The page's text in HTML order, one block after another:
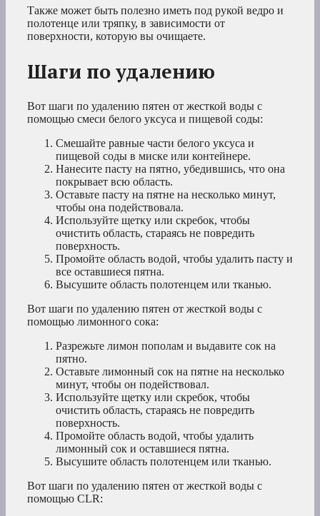
Также может быть полезно иметь под рукой ведро и
полотенце или тряпку, в зависимости от
поверхности, которую вы очищаете.
Шаги по удалению
Вот шаги по удалению пятен от жесткой воды с
помощью смеси белого уксуса и пищевой соды:
Смешайте равные части белого уксуса и
пищевой соды в миске или контейнере.
Нанесите пасту на пятно, убедившись, что она
покрывает всю область.
Оставьте пасту на пятне на несколько минут,
чтобы она подействовала.
Используйте щетку или скребок, чтобы
очистить область, стараясь не повредить
поверхность.
Промойте область водой, чтобы удалить пасту и
все оставшиеся пятна.
Высушите область полотенцем или тканью.
Вот шаги по удалению пятен от жесткой воды с
помощью лимонного сока:
Разрежьте лимон пополам и выдавите сок на
пятно.
Оставьте лимонный сок на пятне на несколько
минут, чтобы он подействовал.
Используйте щетку или скребок, чтобы
очистить область, стараясь не повредить
поверхность.
Промойте область водой, чтобы удалить
лимонный сок и оставшиеся пятна.
Высушите область полотенцем или тканью.
Вот шаги по удалению пятен от жесткой воды с
помощью CLR: